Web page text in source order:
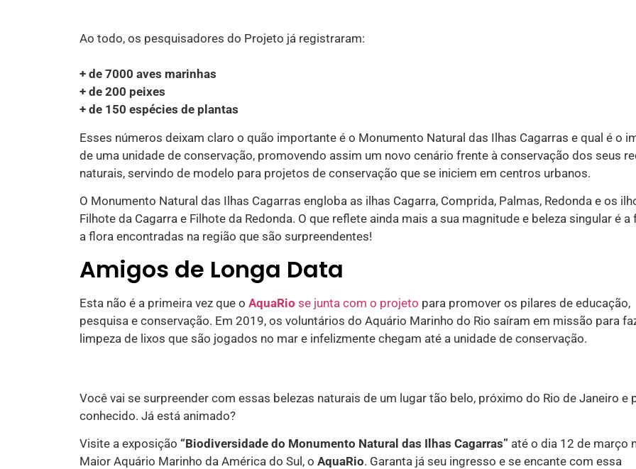
Ao todo, os pesquisadores do Projeto já registraram:
+ de 7000 aves marinhas
+ de 200 peixes
+ de 150 espécies de plantas
Esses números deixam claro o quão importante é o Monumento Natural das Ilhas Cagarras e qual é o
de uma unidade de conservação, promovendo assim um novo cenário frente à conservação dos seus
naturais, servindo de modelo para projetos de conservação que se iniciem em centros urbanos.
O Monumento Natural das Ilhas Cagarras engloba as ilhas Cagarra, Comprida, Palmas, Redonda e os
Filhote da Cagarra e Filhote da Redonda. O que reflete ainda mais a sua magnitude e beleza singular é a
a flora encontradas na região que são surpreendentes!
Amigos de Longa Data
Esta não é a primeira vez que o AquaRio se junta com o projeto para promover os pilares de educação,
pesquisa e conservação. Em 2019, os voluntários do Aquário Marinho do Rio saíram em missão para
limpeza de lixos que são jogados no mar e infelizmente chegam até a unidade de conservação.
Você vai se surpreender com essas belezas naturais de um lugar tão belo, próximo do Rio de Janeiro e
conhecido. Já está animado?
Visite a exposição “Biodiversidade do Monumento Natural das Ilhas Cagarras” até o dia 12 de março
Maior Aquário Marinho da América do Sul, o AquaRio. Garanta já seu ingresso e se encante com essa